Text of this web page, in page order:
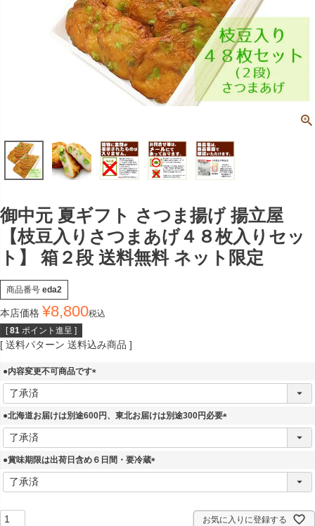
御中元 夏ギフト さつま揚げ 揚立屋
【枝豆入りさつまあげ４８枚入りセッ
ト】 箱２段 送料無料 ネット限定
商品番号 eda2
本店価格 ¥8,800税込
[ 81 ポイント進呈 ]
送料パターン 送料込み商品
●内容変更不可商品です
(
須
●北海道お届けは別途600円、東北お届けは別途300円必要
(
●賞味期限は出荷日含め６日間・要冷蔵
(
お気に入りに登録する